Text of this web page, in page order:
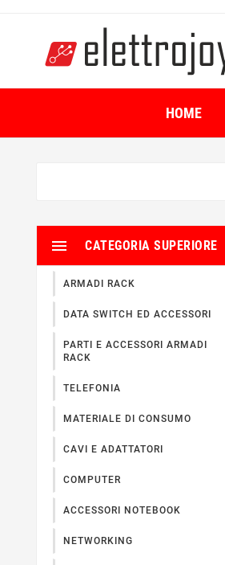
HOME
CATEGORIA SUPERIORE

ARMADI RACK
DATA SWITCH ED ACCESSORI
PARTI E ACCESSORI ARMADI
RACK
TELEFONIA
MATERIALE DI CONSUMO
CAVI E ADATTATORI
COMPUTER
ACCESSORI NOTEBOOK
NETWORKING